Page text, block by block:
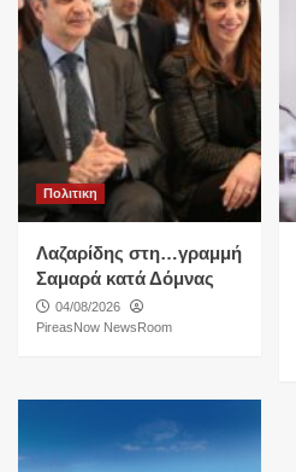
Πολιτικη
Λαζαρίδης στη…γραμμή
Σαμαρά κατά Δόμνας
04/08/2026
PireasNow NewsRoom